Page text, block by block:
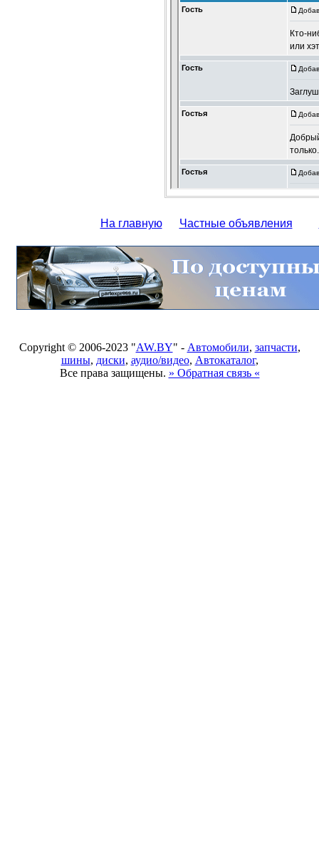
На главную Частные объявления
Copyright © 2006-2023 "AW.BY" - Автомобили, запчасти,
шины, диски, аудио/видео, Автокаталог,
Все права защищены. » Обратная связь «